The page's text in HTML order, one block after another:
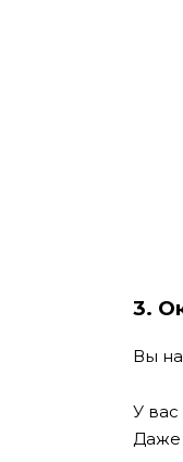
3.
Вы
У
Даже